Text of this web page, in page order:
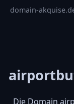
domain-
Die Domain